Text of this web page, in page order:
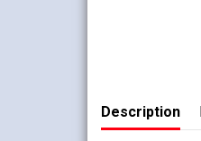
Description